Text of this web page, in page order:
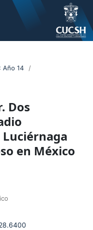
Año 14
/
Dos
en México